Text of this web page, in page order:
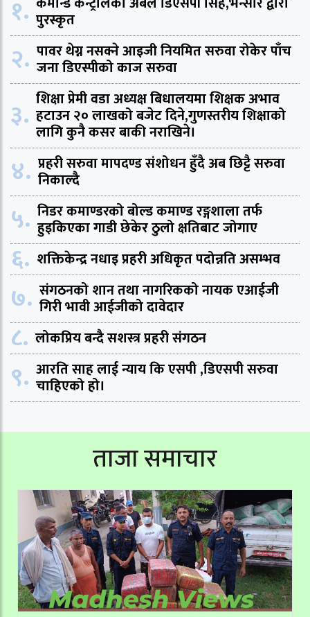
१. पुरस्कृत
२. पावर थेग्न नसक्ने आइजी नियमित सरुवा रोकेर पाँच
जना डिएस्पीको काज सरुवा
३. शिक्षा प्रेमी वडा अध्यक्ष बिधालयमा शिक्षक अभाव
हटाउन २० लाखको बजेट दिने,गुणस्तरीय शिक्षाको
लागि कुनै कसर बाकी नराखिने।
४. प्रहरी सरुवा मापदण्ड संशोधन हुँदै अब छिट्टै सरुवा
निकाल्दै
५. निडर कमाण्डरको बोल्ड कमाण्ड रङ्गशाला तर्फ
हुइकिएका गाडी छेकेर ठुलो क्षतिबाट जोगाए
६. शक्तिकेन्द्र नधाइ प्रहरी अधिकृत पदोन्नति असम्भव
७. संगठनको शान तथा नागरिकको नायक एआईजी
गिरी भावी आईजीको दावेदार
८. लोकप्रिय बन्दै सशस्त्र प्रहरी संगठन
९. आरति साह लाई न्याय कि एसपी ,डिएसपी सरुवा
चाहिएको हो।
ताजा समाचार